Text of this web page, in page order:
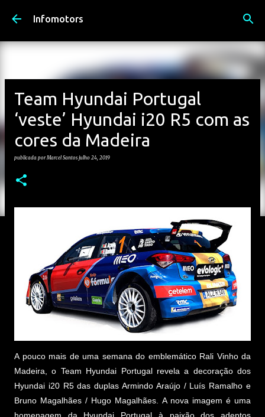
Avançar para o conteúdo principal
Infomotors
Team Hyundai Portugal
‘veste’ Hyundai i20 R5 com as
cores da Madeira
publicada porMarcel Santos julho 24, 2019
A pouco mais de uma semana do emblemático Rali Vinho da
Madeira, o Team Hyundai Portugal revela a decoração dos
Hyundai i20 R5 das duplas Armindo Araújo / Luís Ramalho e
Bruno Magalhães / Hugo Magalhães. A nova imagem é uma